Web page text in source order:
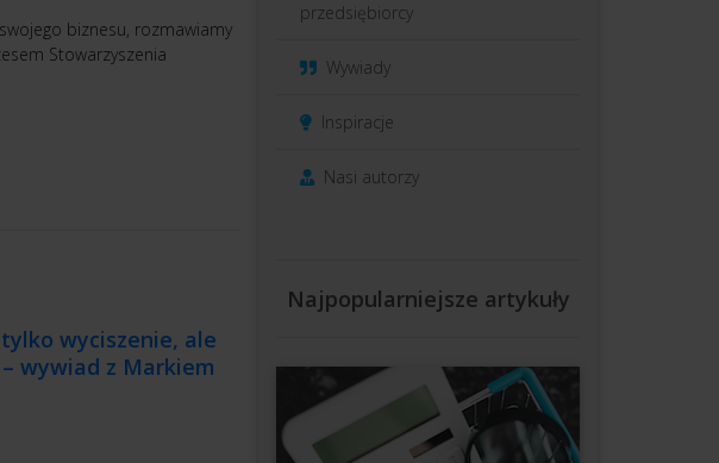
biznesu, rozmawiamy
Stowarzyszenia
wyciszenie, ale
wywiad z Markiem
przedsiębiorcy
Wywiady
Inspiracje
Nasi autorzy
Najpopularniejsze artykuły